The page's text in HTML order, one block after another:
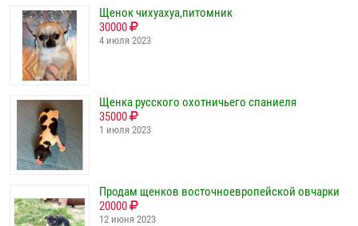
Щенок чихуахуа,питомник
30000
4 июля 2023
Щенка русского охотничьего спаниеля
35000
1 июля 2023
Продам щенков восточноевропейской овчарки
20000
12 июня 2023